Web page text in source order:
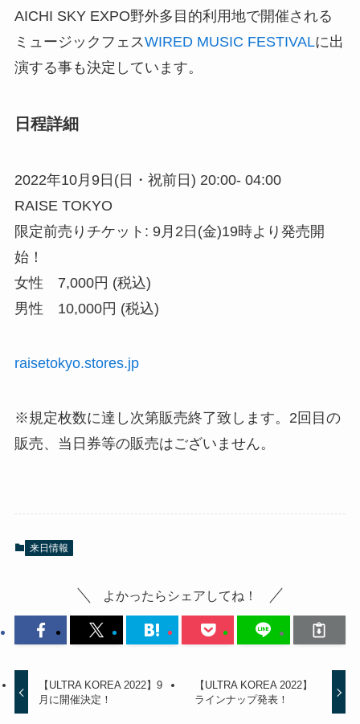
AICHI SKY EXPO野外多目的利用地で開催される
ミュージックフェスWIRED MUSIC FESTIVALに出
演する事も決定しています。
日程詳細
2022年10月9日(日・祝前日) 20:00- 04:00
RAISE TOKYO
限定前売りチケット: 9月2日(金)19時より発売開
始！
女性 7,000円 (税込)
男性 10,000円 (税込)
raisetokyo.stores.jp
※規定枚数に達し次第販売終了致します。2回目の
販売、当日券等の販売はございません。
来日情報
よかったらシェアしてね！
【ULTRA KOREA 2022】9
月に開催決定！
【ULTRA KOREA 2022】
ラインナップ発表！